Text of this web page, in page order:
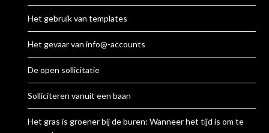
Het gebruik van templates
Het gevaar van info@-accounts
De open sollicitatie
Solliciteren vanuit een baan
Het gras is groener bij de buren: Wanneer het tijd is om te